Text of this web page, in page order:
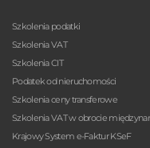
Szkolenia podatki
Szkolenia VAT
Szkolenia CIT
Podatek od nieruchomości
Szkolenia ceny transferowe
Szkolenia VAT w obrocie
Krajowy System e-Faktur KSeF